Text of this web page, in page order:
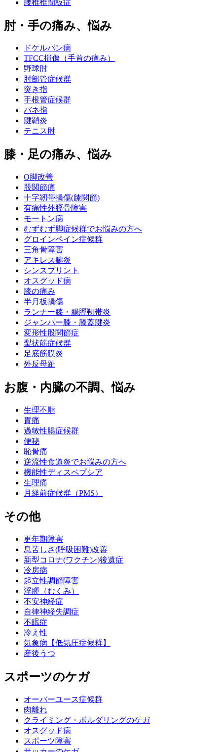
腰椎椎間板症
肘・手の痛み、悩み
ドケルバン病
TFCC損傷（手首の痛み）
野球肘
肘部管症候群
突き指
手根管症候群
バネ指
腱鞘炎
テニス肘
膝・足の痛み、悩み
O脚改善
股関節痛
十字靭帯損傷(膝関節)
有痛性外脛骨障害
モートン病
むずむず脚症候群でお悩みの方へ
グロインペイン症候群
三角骨障害
アキレス腱炎
シンスプリント
オスグッド病
膝の痛み
半月板損傷
ランナー膝・腸脛靭帯炎
ジャンパー膝・膝蓋腱炎
変形性股関節症
梨状筋症候群
足底筋膜炎
外反母趾
お腹・内臓の不調、悩み
生理不順
胃痛
過敏性腸症候群
便秘
恥骨痛
逆流性食道炎でお悩みの方へ
機能性ディスペプシア
生理痛
月経前症候群（PMS）
その他
更年期障害
息苦しさ(呼吸困難)改善
新型コロナ(ワクチン)後遺症
冷房病
起立性調節障害
浮腫（むくみ）
不安神経症
自律神経失調症
不眠症
冷え性
気象病【低気圧症候群】
産後うつ
スポーツのケガ
オーバーユース症候群
肉離れ
クライミング・ボルダリングのケガ
オスグッド病
スポーツ障害